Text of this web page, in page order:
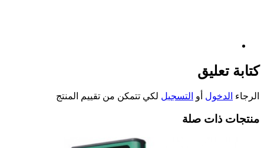
كتابة تعليق
الرجاء الدخول أو التسجيل لكي تتمكن من تقييم المنتج
منتجات ذات صلة